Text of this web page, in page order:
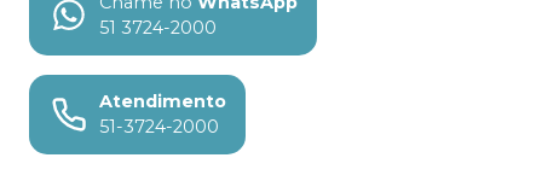
51 3724-2000
Atendimento
51-3724-2000